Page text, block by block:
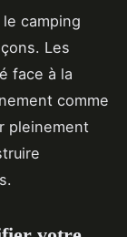
camping
Les
face à la
comme
pleinement